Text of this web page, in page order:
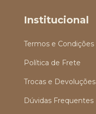
Institucional
Termos e Condições
Política de Frete
Trocas e Devoluções
Dúvidas Frequentes